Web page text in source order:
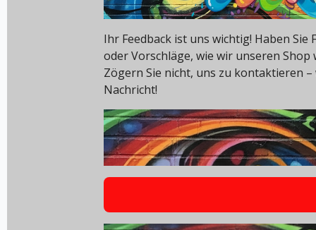
Ihr Feedback ist uns wichtig! Haben
oder Vorschläge, wie wir unseren
Zögern Sie nicht, uns zu kontaktieren
Nachricht!